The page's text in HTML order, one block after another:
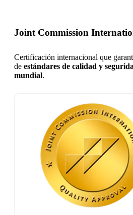
Joint Commission
Certificación internacional que
de estándares de calidad y
mundial.